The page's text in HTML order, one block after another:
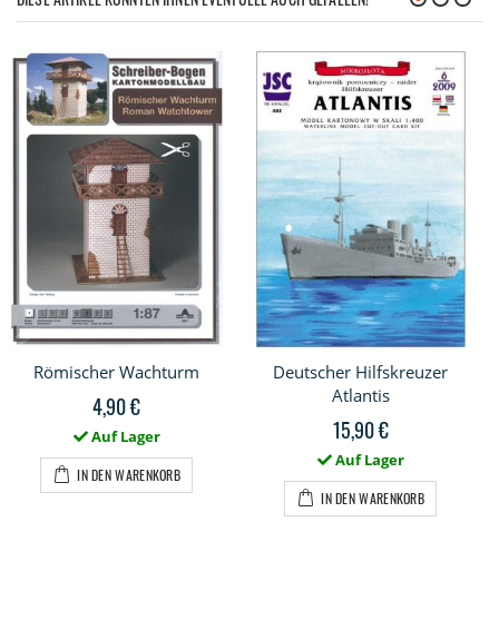
Römischer Wachturm
4,90 €
Auf Lager
IN DEN WARENKORB
Deutscher Hilfskreuzer
Atlantis
15,90 €
Auf Lager
IN DEN WARENKORB